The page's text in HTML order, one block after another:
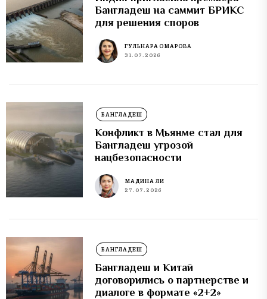
Бангладеш на саммит БРИКС
для решения споров
ГУЛЬНАРА ОМАРОВА
31.07.2026
БАНГЛАДЕШ
Конфликт в Мьянме стал для
Бангладеш угрозой
нацбезопасности
МАДИНА ЛИ
27.07.2026
БАНГЛАДЕШ
Бангладеш и Китай
договорились о партнерстве и
диалоге в формате «2+2»